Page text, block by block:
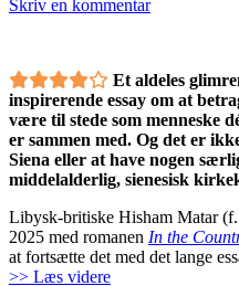
Skriv en kommentar
Et aldeles
inspirerende essay om at
være til stede som menneske
er sammen med. Og det er
Siena eller at have nogen
middelalderlig, sienesisk
Libysk-britiske Hisham Matar
2025 med romanen In the
at fortsætte det med det lange
>> Læs videre